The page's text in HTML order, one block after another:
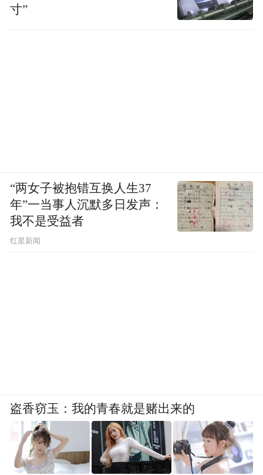
寸”
“两女子被抱错互换人生37
年”一当事人沉默多日发声：
我不是受益者
红星新闻
盗香窃玉：我的青春就是赌出来的